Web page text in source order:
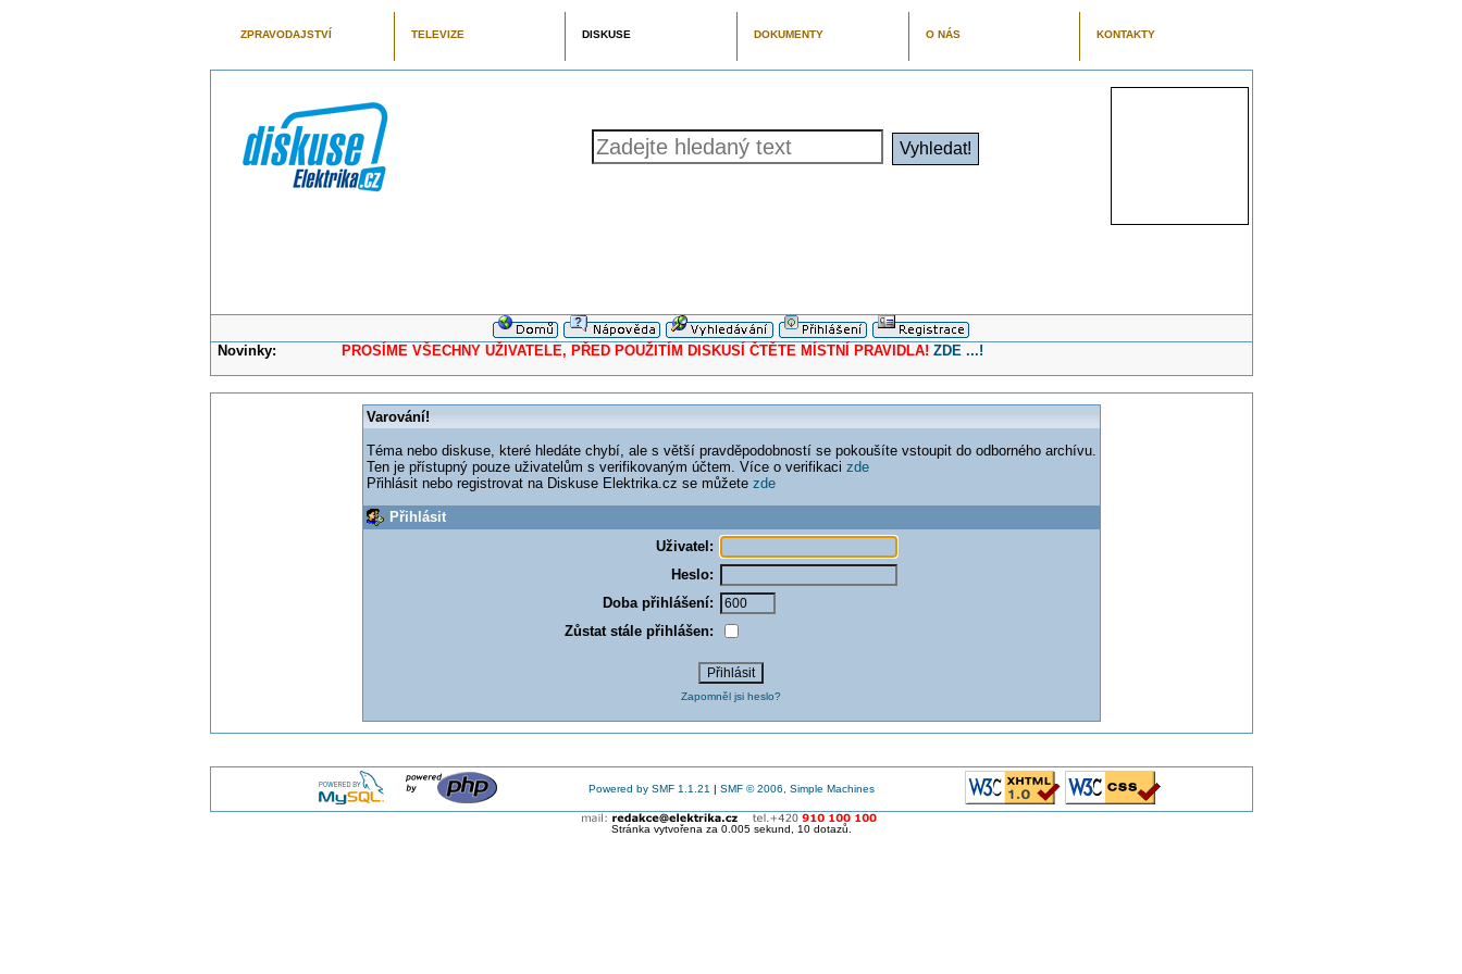
ZPRAVODAJSTVÍ TELEVIZE DISKUSE DOKUMENTY O NÁS KONTAKTY
Novinky: PROSÍME VŠECHNY UŽIVATELE, PŘED POUŽITÍM DISKUSÍ ČTĚTE MÍSTNÍ PRAVIDLA! ZDE ...!
Varování!
Téma nebo diskuse, které hledáte chybí, ale s větší pravděpodobností se pokoušíte vstoupit do odborného archívu.
Ten je přístupný pouze uživatelům s verifikovaným účtem. Více o verifikaci zde
Přihlásit nebo registrovat na Diskuse Elektrika.cz se můžete zde
Přihlásit
Uživatel:
Heslo:
Doba přihlášení:
Zůstat stále přihlášen:
Zapomněl jsi heslo?
Powered by SMF 1.1.21 | SMF © 2006, Simple Machines
Stránka vytvořena za 0.005 sekund, 10 dotazů.